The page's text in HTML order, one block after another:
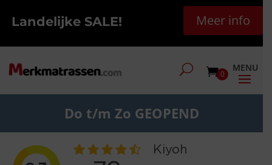
Landelijke SALE! Meer info
0
Do t/m Zo GEOPEND